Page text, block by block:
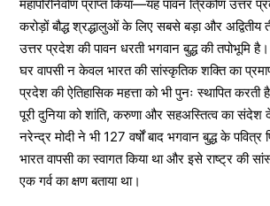
महापरिनिर्वाण प्राप्त किया—यह पावन त्रिकोण उत्तर
करोड़ों बौद्ध श्रद्धालुओं के लिए सबसे बड़ा और अद्वितीय
उत्तर प्रदेश की पावन धरती भगवान बुद्ध की तपोभूमि
घर वापसी न केवल भारत की सांस्कृतिक शक्ति का
प्रदेश की ऐतिहासिक महत्ता को भी पुनः स्थापित
पूरी दुनिया को शांति, करुणा और सहअस्तित्व का संदेश
नरेन्द्र मोदी ने भी 127 वर्षों बाद भगवान बुद्ध के पवित्र
भारत वापसी का स्वागत किया था और इसे राष्ट्र की
एक गर्व का क्षण बताया था।